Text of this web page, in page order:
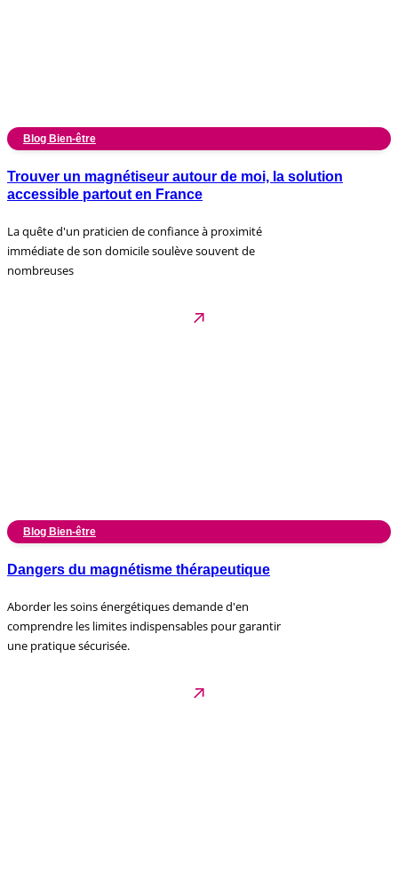
Blog Bien-être
Trouver un magnétiseur autour de moi, la solution
accessible partout en France
La quête d'un praticien de confiance à proximité
immédiate de son domicile soulève souvent de
nombreuses
Blog Bien-être
Dangers du magnétisme thérapeutique
Aborder les soins énergétiques demande d'en
comprendre les limites indispensables pour garantir
une pratique sécurisée.